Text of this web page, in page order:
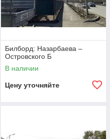
Билборд: Назарбаева –
Островского Б
В наличии
Цену уточняйте